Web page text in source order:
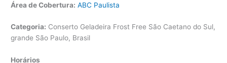
Área de Cobertura: ABC Paulista
Categoria: Conserto Geladeira Frost Free São Caetano do Sul,
grande São Paulo, Brasil
Horários